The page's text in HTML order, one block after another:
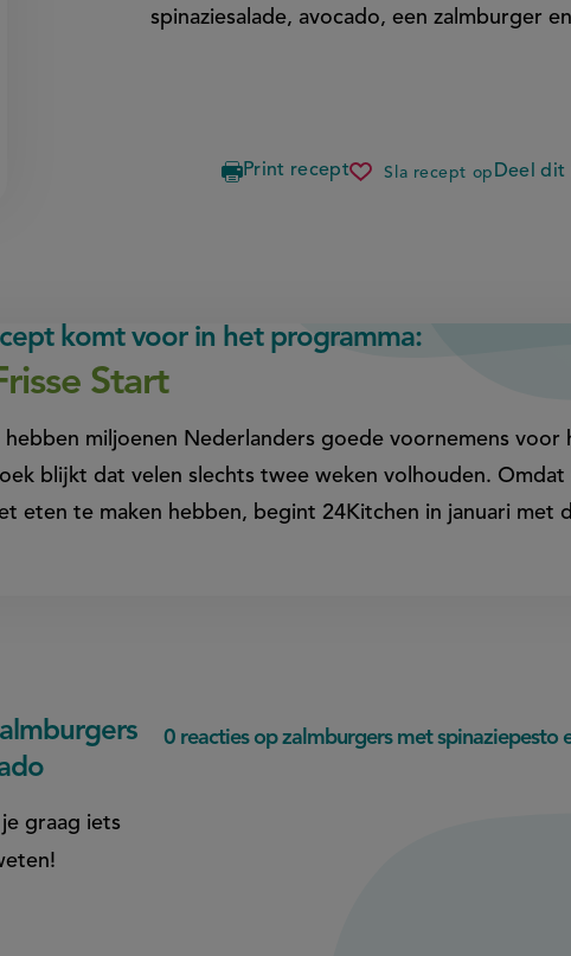
spinaziesalade, avocado, een zalmburger
Print recept Sla recept op
zalmburgers
Deel dit
komt voor in het programma:
Start
hebben miljoenen Nederlanders goede voornemens voor
blijkt dat velen slechts twee weken volhouden.
eten te maken hebben, begint 24Kitchen in januari met
graag iets
0 reacties op zalmburgers met spinaziepesto